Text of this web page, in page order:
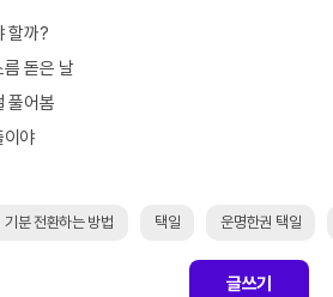
할까?
돋은 날
풀어봄
이야
분 전환하는 방법 택일 운명한권 택일
글쓰기